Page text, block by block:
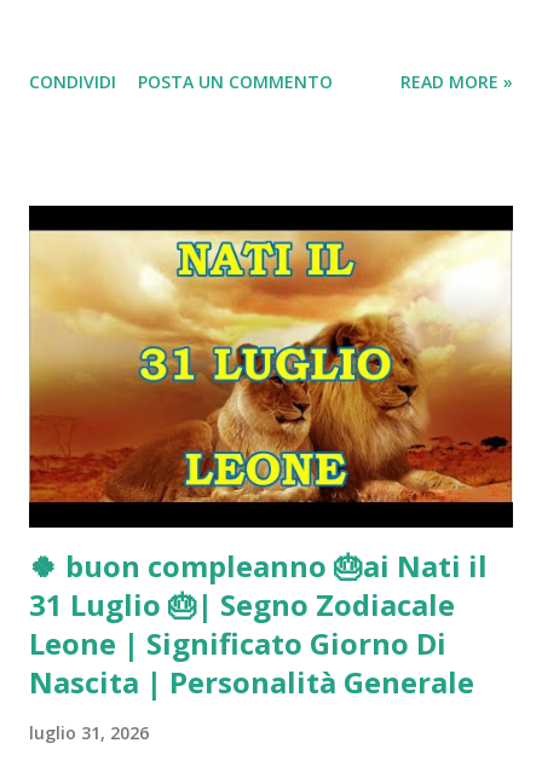
CONDIVIDI POSTA UN COMMENTO READ MORE »
🍀 buon compleanno 🎂ai Nati il
31 Luglio 🎂| Segno Zodiacale
Leone | Significato Giorno Di
Nascita | Personalità Generale
luglio 31, 2026